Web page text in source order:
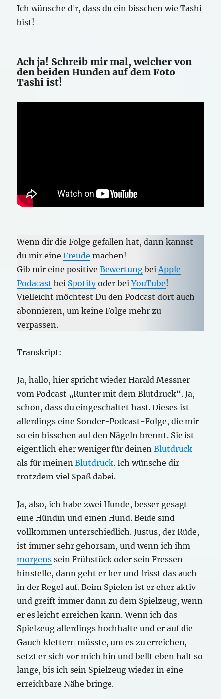
Ich wünsche dir, dass du ein bisschen wie Tashi
bist!
Ach ja! Schreib mir mal, welcher von
den beiden Hunden auf dem Foto
Tashi ist!
Wenn dir die Folge gefallen hat, dann kannst
du mir eineFreude machen!
Gib mir eine positiveBewertung bei Apple
Podacast bei Spotifyoder beiYouTube!
Vielleicht möchtest Du den Podcast dort auch
abonnieren, um keine Folge mehr zu
verpassen.
Transkript:
Ja, hallo, hier spricht wieder Harald Messner
vom Podcast „Runter mit dem Blutdruck“. Ja,
schön, dass du eingeschaltet hast. Dieses ist
allerdings eine Sonder-Podcast-Folge, die mir
so ein bisschen auf den Nägeln brennt. Sie ist
eigentlich eher weniger für deinenBlutdruck
als für meinenBlutdruck. Ich wünsche dir
trotzdem viel Spaß dabei.
Ja, also, ich habe zwei Hunde, besser gesagt
eine Hündin und einen Hund. Beide sind
vollkommen unterschiedlich. Justus, der Rüde,
ist immer sehr gehorsam, und wenn ich ihm
morgens sein Frühstück oder sein Fressen
hinstelle, dann geht er her und frisst das auch
in der Regel auf. Beim Spielen ist er eher aktiv
und greift immer dann zu dem Spielzeug, wenn
er es leicht erreichen kann. Wenn ich das
Spielzeug allerdings hochhalte und er auf die
Gauch klettern müsste, um es zu erreichen,
setzt er sich vor mich hin und bellt eben halt so
lange, bis ich sein Spielzeug wieder in eine
erreichbare Nähe bringe.